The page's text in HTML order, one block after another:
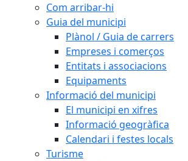
Com arribar-hi
Guia del municipi
Plànol / Guia de carrers
Empreses i comerços
Entitats i associacions
Equipaments
Informació del municipi
El municipi en xifres
Informació geogràfica
Calendari i festes locals
Turisme